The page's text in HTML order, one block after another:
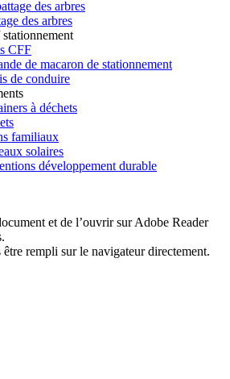
des arbres
CFF
de macaron de stationnement
de conduire
à déchets
familiaux
solaires
développement durable
et de l’ouvrir sur Adobe Reader
rempli sur le navigateur directement.